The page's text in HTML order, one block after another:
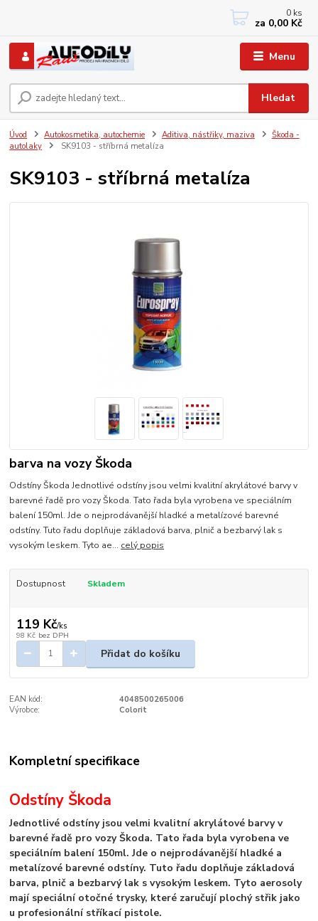
Menu
Hledat
+420 733767377
PO-PÁ: 8 - 12, 13 - 17
0 ks
za 0,00 Kč
Úvod Autokosmetika, autochemie Aditiva, nástřiky, maziva
Škoda -
autolaky
SK9103 - stříbrná metalíza
SK9103 - stříbrná metalíza
barva na vozy Škoda
Odstíny Škoda Jednotlivé odstíny jsou velmi kvalitní akrylátové barvy v
barevné řadě pro vozy Škoda. Tato řada byla vyrobena ve speciálním
balení 150ml. Jde o nejprodávanější hladké a metalízové barevné
odstíny. Tuto řadu doplňuje základová barva, plnič a bezbarvý lak s
vysokým leskem. Tyto ae... celý popis
Dostupnost Skladem
119 Kč/ks
98 Kč bez DPH
Přidat do košíku
EAN kód:
4048500265006
Výrobce:
Colorit
Kompletní specifikace
Odstíny Škoda
Jednotlivé odstíny jsou velmi kvalitní akrylátové barvy v
barevné řadě pro vozy Škoda. Tato řada byla vyrobena ve
speciálním balení 150ml. Jde o nejprodávanější hladké a
metalízové barevné odstíny. Tuto řadu doplňuje základová
barva, plnič a bezbarvý lak s vysokým leskem. Tyto aerosoly
mají speciální otočné trysky, které zaručují plochý střik jako
u profesionální stříkací pistole.